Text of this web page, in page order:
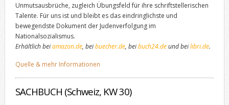
Unmutsausbrüche, zugleich Übungsfeld für ihre schriftstellerischen
Talente. Für uns ist und bleibt es das eindringlichste und
bewegendste Dokument der Judenverfolgung im
Nationalsozialismus.
Erhältlich beiamazon.de, beibuecher.de, beibuch24.deund beilibri.de.
Quelle & mehr Informationen
SACHBUCH (Schweiz, KW 30)